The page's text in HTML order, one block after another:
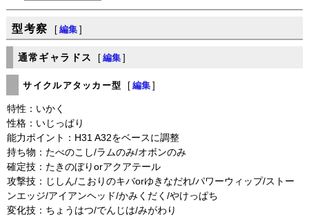
型考察 [ 編集 ]
通常ギャラドス [ 編集 ]
サイクルアタッカー型 [ 編集 ]
特性：いかく
性格：いじっぱり
能力ポイント：H31 A32をベースに調整
持ち物：たべのこし/ラムのみ/オボンのみ
確定技：たきのぼりorアクアテール
攻撃技：じしん/こおりのキバorゆきなだれ/パワーウィップ/ストー
ンエッジ/アイアンヘッド/かみくだく/やけっぱち
変化技：ちょうはつ/でんじは/みがわり